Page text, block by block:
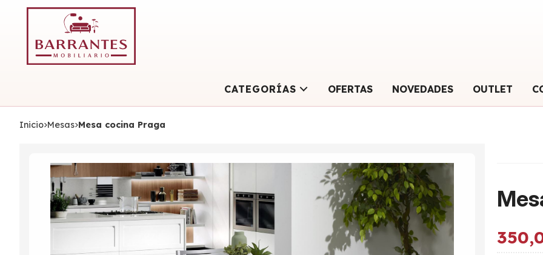
CATEGORÍAS OFERTAS NOVEDADES OUTLET
Inicio mesas Mesa cocina Praga